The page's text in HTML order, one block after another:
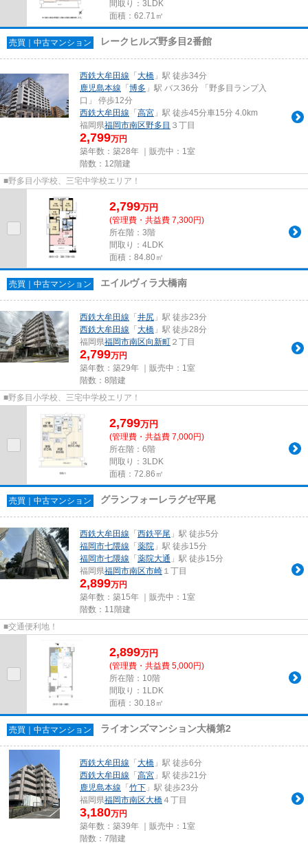
間取り：3LDK
面積：62.71㎡
売買｜中古マンション レークヒルズ野多目2番館
西鉄大牟田線 「 大橋 」駅 徒歩34分
鹿児島本線 「 博多 」駅 バス36分 「野多目ランプ入
口」 停歩12分
西鉄大牟田線 「 高宮 」駅 徒歩45分車15分 4.0km
福岡県福岡市南区野多目 ３丁目
2,799万円
築年数：築28年 ｜販売中： 1室
階数：12階建
■野多目小学校、三宅中学校エリア！
2,799万円
(管理費・共益費 7,300円)
所在階：3階
間取り：4LDK
面積：84.80㎡
売買｜中古マンション エイルヴィラ大橋南
西鉄大牟田線 「 井尻 」駅 徒歩23分
西鉄大牟田線 「 大橋 」駅 徒歩28分
福岡県福岡市南区向新町 ２丁目
2,799万円
築年数：築29年 ｜販売中： 1室
階数：8階建
■野多目小学校、三宅中学校エリア！
2,799万円
(管理費・共益費 7,000円)
所在階：6階
間取り：3LDK
面積：72.86㎡
売買｜中古マンション グランフォーレラグゼ平尾
西鉄大牟田線 「 西鉄平尾 」駅 徒歩5分
福岡市七隈線 「 薬院 」駅 徒歩15分
福岡市七隈線 「 薬院大通 」駅 徒歩15分
福岡県福岡市南区市崎 １丁目
2,899万円
築年数：築15年 ｜販売中： 1室
階数：11階建
■交通便利地！
2,899万円
(管理費・共益費 5,000円)
所在階：10階
間取り：1LDK
面積：30.18㎡
売買｜中古マンション ライオンズマンション大橋第2
西鉄大牟田線 「 大橋 」駅 徒歩6分
西鉄大牟田線 「 高宮 」駅 徒歩21分
鹿児島本線 「 竹下 」駅 徒歩23分
福岡県福岡市南区大橋 ４丁目
3,180万円
築年数：築39年 ｜販売中： 1室
階数：7階建